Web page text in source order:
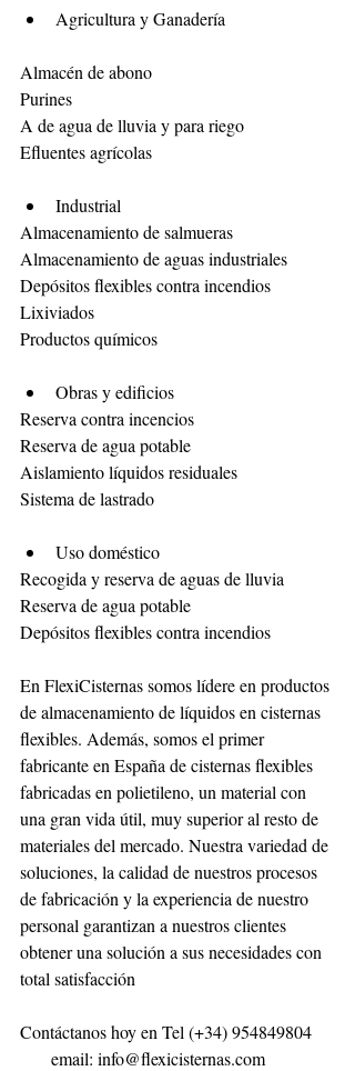
Agricultura y Ganadería
Almacén de abono
Purines
A de agua de lluvia y para riego
Efluentes agrícolas
Industrial
Almacenamiento de salmueras
Almacenamiento de aguas industriales
Depósitos flexibles contra incendios
Lixiviados
Productos químicos
Obras y edificios
Reserva contra incencios
Reserva de agua potable
Aislamiento líquidos residuales
Sistema de lastrado
Uso doméstico
Recogida y reserva de aguas de lluvia
Reserva de agua potable
Depósitos flexibles contra incendios
En FlexiCisternas somos lídere en productos
de almacenamiento de líquidos en cisternas
flexibles. Además, somos el primer
fabricante en España de cisternas flexibles
fabricadas en polietileno, un material con
una gran vida útil, muy superior al resto de
materiales del mercado. Nuestra variedad de
soluciones, la calidad de nuestros procesos
de fabricación y la experiencia de nuestro
personal garantizan a nuestros clientes
obtener una solución a sus necesidades con
total satisfacción
Contáctanos hoy en Tel (+34) 954849804
       email: info@flexicisternas.com